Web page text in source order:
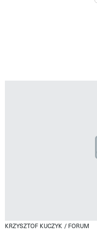
KRZYSZTOF KUCZYK / FORUM